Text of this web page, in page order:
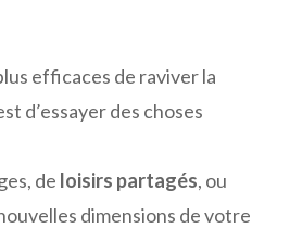
efficaces de raviver la
d’essayer des choses
de loisirs partagés, ou
dimensions de votre